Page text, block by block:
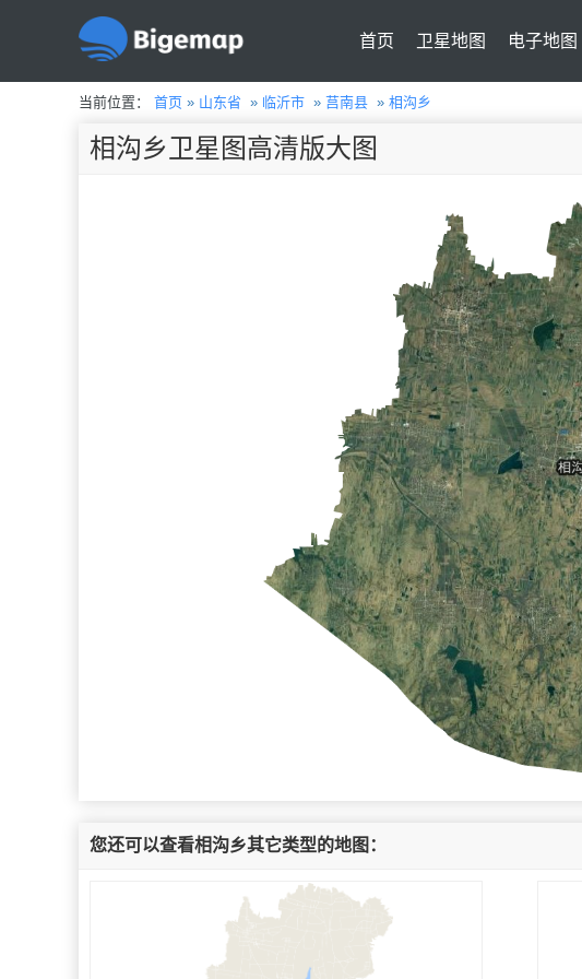
首页 卫星地图 电子地图
当前位置： 首页 » 山东省 » 临沂市 » 莒南县 » 相沟乡
相沟乡卫星图高清版大图
您还可以查看相沟乡其它类型的地图：